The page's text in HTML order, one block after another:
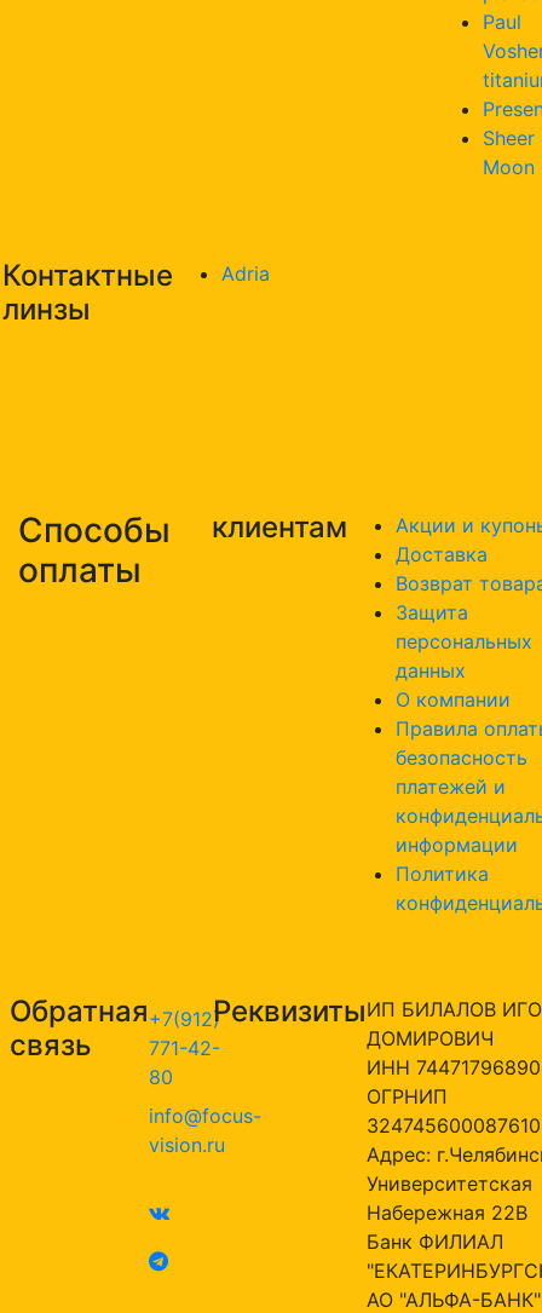
Paul
Sheer
Moon
Контактные
линзы
Adria
Способы
оплаты
клиентам
Акции и
Доставка
Возврат
Защита
персональных
данных
О компании
Правила
безопасность
платежей и
информации
Политика
Обратная
связь
+7(912)
771-42-
80
info@focus-
vision.ru
РеквизитыИП БИЛАЛОВ
ДОМИРОВИЧ
ИНН
ОГРНИП
324745600087610
Адрес:
Университетская
Набережная 22В
Банк ФИЛИАЛ
АО "АЛЬФА-БАНК"